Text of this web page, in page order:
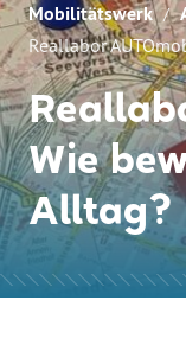
Mobilitätswerk
Reallabor
Wie
Alltag?